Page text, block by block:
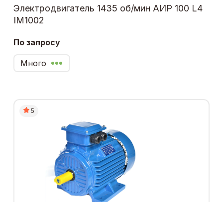
Электродвигатель 1435 об/мин АИР 100 L4
IM1002
По запросу
Много
5